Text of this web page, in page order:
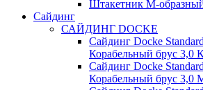
Штакетник М-
Сайдинг
САЙДИНГ DOCKE
Сайдинг Docke
Корабельный брус 3,0
Сайдинг Docke
Корабельный брус 3,0